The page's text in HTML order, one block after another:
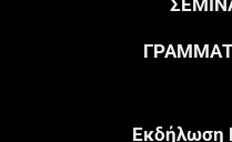
Eκδήλωση